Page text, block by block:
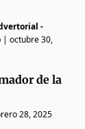
-
|octubre 30,
de la
28, 2025